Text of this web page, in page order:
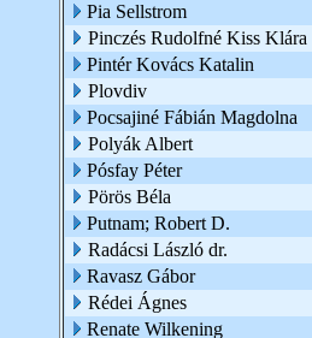
Pia Sellstrom
Pinczés Rudolfné Kiss Klára
Pintér Kovács Katalin
Plovdiv
Pocsajiné Fábián Magdolna
Polyák Albert
Pósfay Péter
Pörös Béla
Putnam; Robert D.
Radácsi László dr.
Ravasz Gábor
Rédei Ágnes
Renate Wilkening